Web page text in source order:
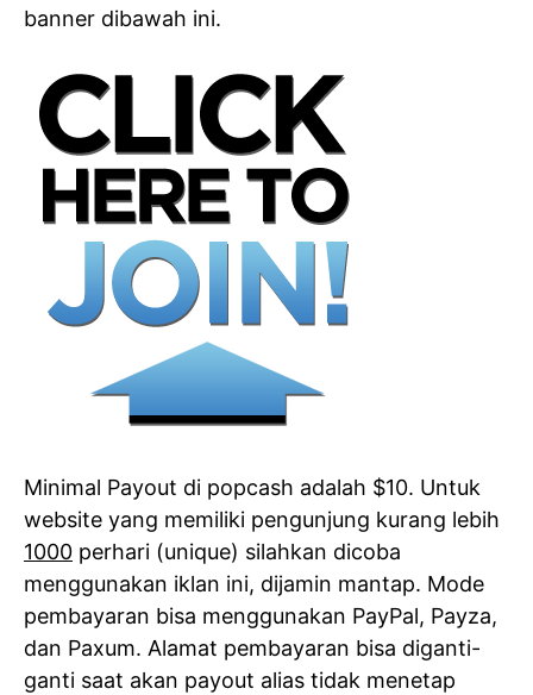
banner dibawah ini.
Minimal Payout di popcash adalah $10. Untuk
website yang memiliki pengunjung kurang lebih
1000 perhari (unique) silahkan dicoba
menggunakan iklan ini, dijamin mantap. Mode
pembayaran bisa menggunakan PayPal, Payza,
dan Paxum. Alamat pembayaran bisa diganti-
ganti saat akan payout alias tidak menetap